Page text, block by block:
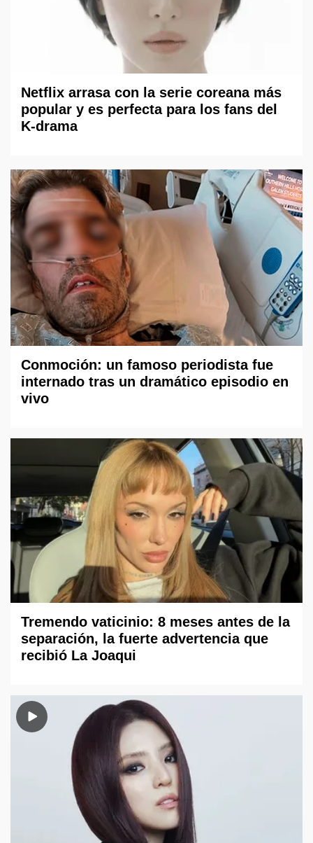
Netflix arrasa con la serie coreana más
popular y es perfecta para los fans del
K-drama
Conmoción: un famoso periodista fue
internado tras un dramático episodio en
vivo
Tremendo vaticinio: 8 meses antes de la
separación, la fuerte advertencia que
recibió La Joaqui